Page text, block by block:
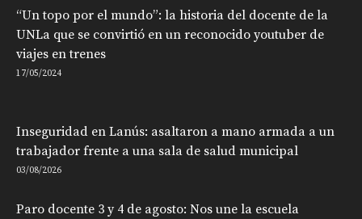
“Un topo por el mundo”: la historia del docente de la
UNLa que se convirtió en un reconocido youtuber de
viajes en trenes
17/05/2024
Inseguridad en Lanús: asaltaron a mano armada a un
trabajador frente a una sala de salud municipal
03/08/2026
Paro docente 3 y 4 de agosto: Nos une la escuela